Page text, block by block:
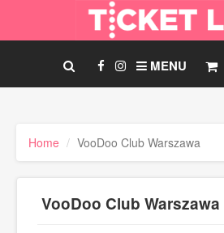
MENU
Home VooDoo Club Warszawa
VooDoo Club Warszawa